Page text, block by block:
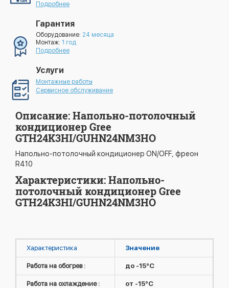
Подробнее
Гарантия
Оборудование: 24 месяца
Монтаж: 1 год
Подробнее
Услуги
Монтажные работы
Сервисное обслуживание
Описание: Напольно-потолочный
кондиционер Gree
GTH24K3HI/GUHN24NM3HO
Напольно-потолочный кондиционер ON/OFF, фреон
R410
Характеристики: Напольно-
потолочный кондиционер Gree
GTH24K3HI/GUHN24NM3HO
Характеристика Значение
Работа на обогрев : до -15°C
Работа на охлаждение : от -15°C